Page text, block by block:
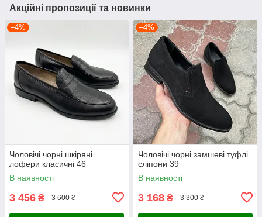
Акційні пропозиції та новинки
–4%
Чоловічі чорні шкіряні
лофери класичні 46
В наявності
3 456 ₴ 3 600 ₴
–4%
Чоловічі чорні замшеві туфлі
сліпони 39
В наявності
3 168 ₴ 3 300 ₴